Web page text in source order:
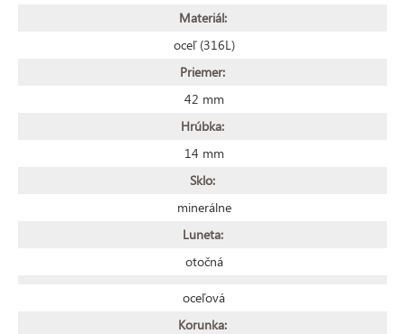
Materiál:
oceľ (316L)
Priemer:
42 mm
Hrúbka:
14 mm
Sklo:
minerálne
Luneta:
otočná
oceľová
Korunka: